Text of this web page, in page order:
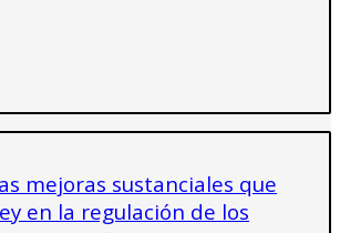
mejoras sustanciales que
en la regulación de los